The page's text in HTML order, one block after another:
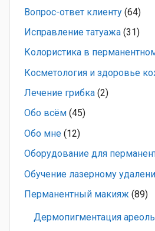
Вопрос-ответ клиенту (64)
Исправление татуажа (31)
Колористика в
Косметология и здоровье
Лечение грибка (2)
Обо всём (45)
Обо мне (12)
Оборудование для
Обучение лазерному
Перманентный макияж (89)
Дермопигментация